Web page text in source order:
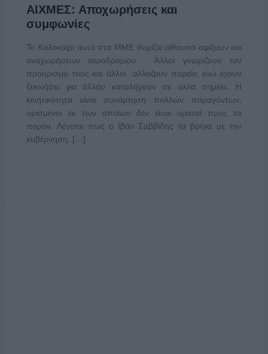
ΑΙΧΜΕΣ: Αποχωρήσεις και
συμφωνίες
Το Καλοκαίρι αυτό στα ΜΜΕ θυμίζει αίθουσα αφίξεων και
αναχωρήσεων αεροδρομίου. Άλλοι γνωρίζουν τον
προορισμό τους και άλλοι αλλάζουν πορεία, ενώ έχουν
ξεκινήσει για άλλου καταλήγουν σε άλλο σημείο. Η
κινητικότητα είναι συνάρτηση πολλών παραγόντων,
ορισμένοι εκ των οποίων δεν είναι ορατοί προς το
παρόν. Λέγεται πως ο Ιβάν Σαββίδης τα βρήκε με την
κυβέρνηση, […]